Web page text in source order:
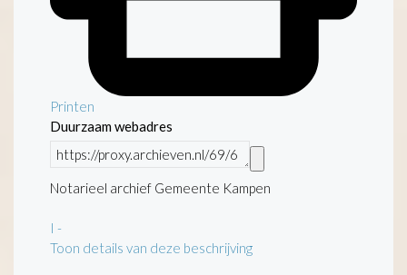
Printen
Duurzaam webadres
Notarieel archief Gemeente Kampen
I -
Toon details van deze beschrijving